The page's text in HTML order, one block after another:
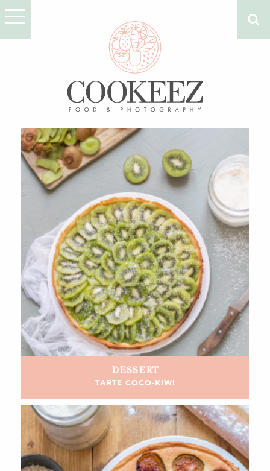
DESSERT
TARTE COCO-KIWI